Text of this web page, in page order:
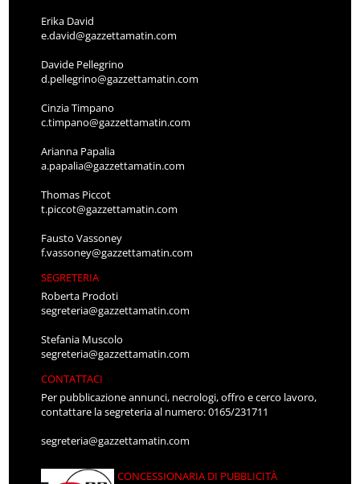
Erika David
e.david@gazzettamatin.com
Davide Pellegrino
d.pellegrino@gazzettamatin.com
Cinzia Timpano
c.timpano@gazzettamatin.com
Arianna Papalia
a.papalia@gazzettamatin.com
Thomas Piccot
t.piccot@gazzettamatin.com
Fausto Vassoney
f.vassoney@gazzettamatin.com
SEGRETERIA
Roberta Prodoti
segreteria@gazzettamatin.com
Stefania Muscolo
segreteria@gazzettamatin.com
CONTATTACI
Per pubblicazione annunci, necrologi, offro e cerco lavoro,
contattare la segreteria al numero: 0165/231711
segreteria@gazzettamatin.com
CONCESSIONARIA DI PUBBLICITÀ